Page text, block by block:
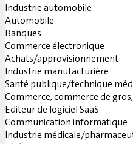
Industrie automobile
Automobile
Banques
Commerce électronique
Achats/approvisionnement
Industrie manufacturière
Santé publique/technique
Commerce, commerce de
Editeur de logiciel SaaS
Communication informatique
Industrie médicale/